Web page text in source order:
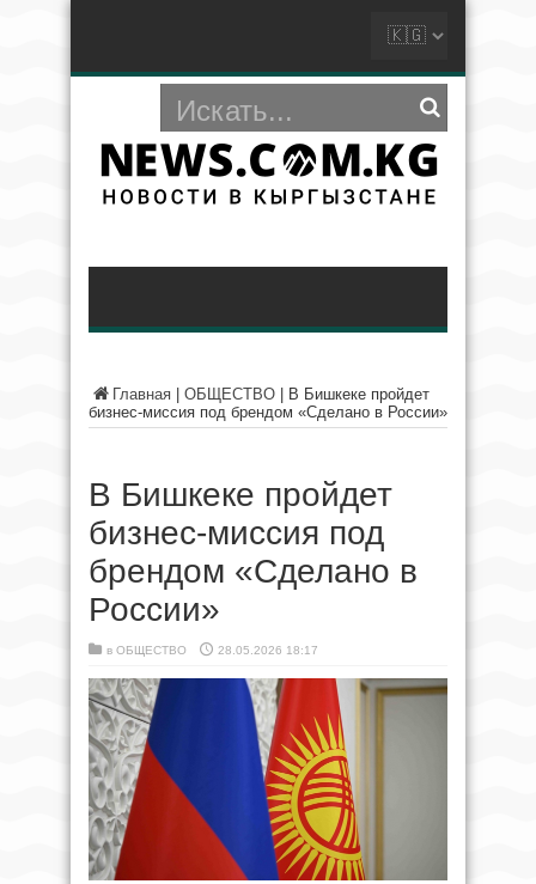
Главная ОБЩЕСТВО
В Бишкеке пройдет
бизнес-миссия под брендом «Сделано в России»
В Бишкеке пройдет
бизнес-миссия под
брендом «Сделано в
России»
в ОБЩЕСТВО 28.05.2026 18:17